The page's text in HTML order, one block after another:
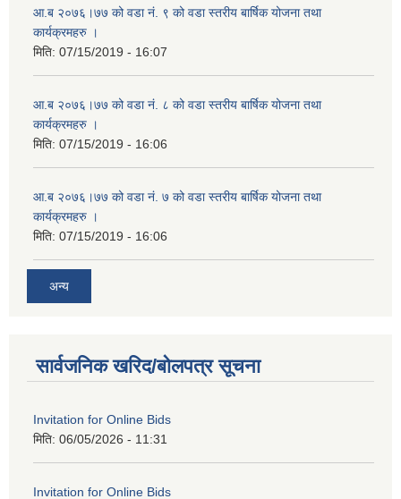
आ.ब २०७६।७७ को वडा नं. ९ को वडा स्तरीय बार्षिक योजना तथा
कार्यक्रमहरु ।
मिति: 07/15/2019 - 16:07
आ.ब २०७६।७७ को वडा नं. ८ को वडा स्तरीय बार्षिक योजना तथा
कार्यक्रमहरु ।
मिति: 07/15/2019 - 16:06
आ.ब २०७६।७७ को वडा नं. ७ को वडा स्तरीय बार्षिक योजना तथा
कार्यक्रमहरु ।
मिति: 07/15/2019 - 16:06
अन्य
सार्वजनिक खरिद/बोलपत्र सूचना
Invitation for Online Bids
मिति: 06/05/2026 - 11:31
Invitation for Online Bids